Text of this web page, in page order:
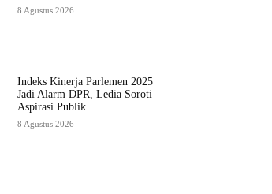
8 Agustus 2026
Indeks Kinerja Parlemen 2025
Jadi Alarm DPR, Ledia Soroti
Aspirasi Publik
8 Agustus 2026